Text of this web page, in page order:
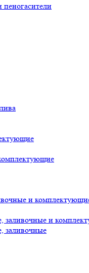
пеногасители
и
заливочные и
заливочные